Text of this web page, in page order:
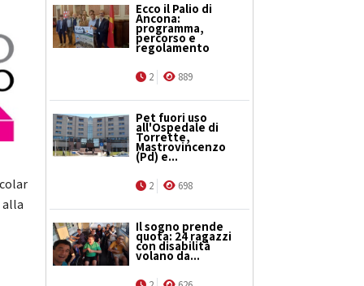
Ecco il Palio di
Ancona:
programma,
percorso e
regolamento
2 889
Pet fuori uso
all'Ospedale di
Torrette,
Mastrovincenzo
(Pd) e...
2 698
Il sogno prende
quota: 24 ragazzi
con disabilità
volano da...